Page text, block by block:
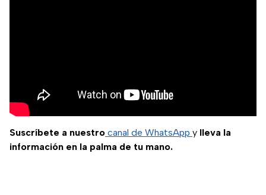
Suscríbete a nuestro canal de WhatsApp y lleva la
información en la palma de tu mano.